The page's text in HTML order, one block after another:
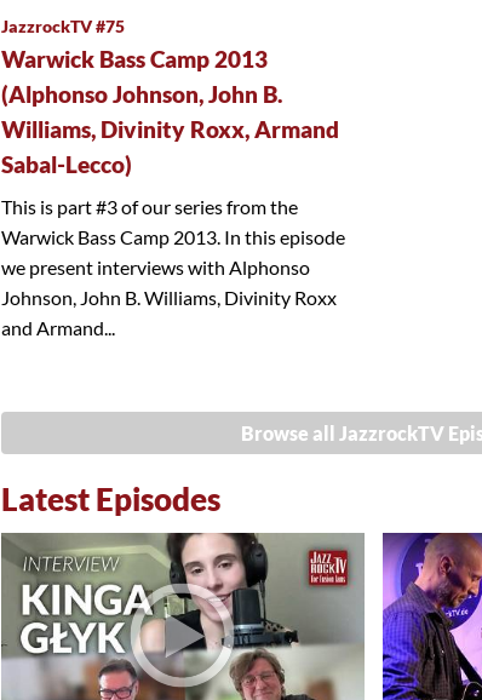
JazzrockTV #75
Warwick Bass Camp 2013
(Alphonso Johnson, John B.
Williams, Divinity Roxx, Armand
Sabal-Lecco)
This is part #3 of our series from the
Warwick Bass Camp 2013. In this episode
we present interviews with Alphonso
Johnson, John B. Williams, Divinity Roxx
and Armand...
Browse all JazzrockTV
Latest Episodes